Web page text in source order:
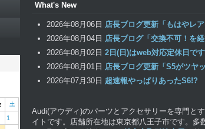
土
1
What's New
2026年08月06日 店長ブログ更新「もはやレア
2026年08月04日 店長ブログ「交換不可！を経
2026年08月02日 2日(日)はweb対応定休日です
2026年08月01日 店長ブログ更新「S5がツヤ
2026年07月30日 超速報やっぱりあったS6!?
Audi(アウディ)のパーツとアクセサリーを専門と
イトです。店舗所在地は東京都八王子市です。多